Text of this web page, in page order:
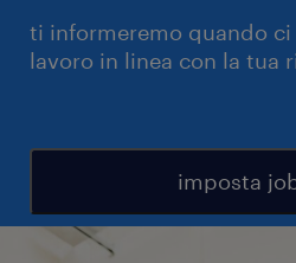
ti informeremo quando ci
lavoro in linea con la tua
imposta